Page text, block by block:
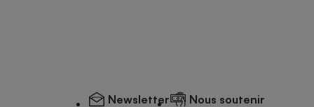
Newsletter Nous soutenir